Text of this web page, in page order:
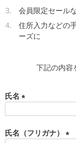
会員限定セール
住所入力などの
ーズに
下記の内容
氏名
須
氏名（フリガナ）